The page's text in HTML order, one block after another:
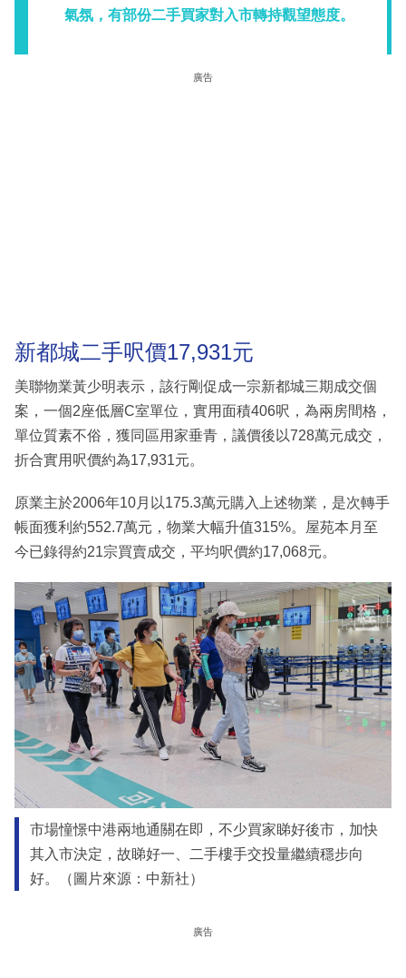
氣氛，有部份二手買家對入市轉持觀望態度。
廣告
新都城二手呎價17,931元
美聯物業黃少明表示，該行剛促成一宗新都城三期成交個
案，一個2座低層C室單位，實用面積406呎，為兩房間格，
單位質素不俗，獲同區用家垂青，議價後以728萬元成交，
折合實用呎價約為17,931元。
原業主於2006年10月以175.3萬元購入上述物業，是次轉手
帳面獲利約552.7萬元，物業大幅升值315%。屋苑本月至
今已錄得約21宗買賣成交，平均呎價約17,068元。
市場憧憬中港兩地通關在即，不少買家睇好後市，加快
其入市決定，故睇好一、二手樓手交投量繼續穩步向
好。（圖片來源：中新社）
廣告